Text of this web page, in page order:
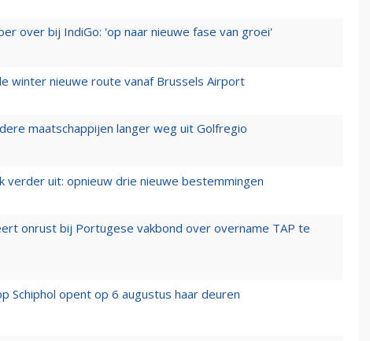
over bij IndiGo: 'op naar nieuwe fase van groei'
winter nieuwe route vanaf Brussels Airport
maatschappijen langer weg uit Golfregio
verder uit: opnieuw drie nieuwe bestemmingen
onrust bij Portugese vakbond over overname TAP te
Schiphol opent op 6 augustus haar deuren